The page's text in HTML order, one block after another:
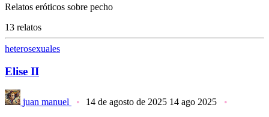
Relatos eróticos sobre pecho
13 relatos
heterosexuales
Elise II
juan manuel 14 de agosto de 2025 14 ago 2025